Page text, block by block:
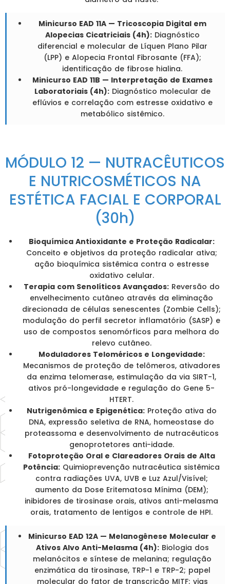
Minicurso EAD 11A — Tricoscopia Digital em
Alopecias Cicatriciais (4h):Diagnóstico
diferencial e molecular de Líquen Plano Pilar
(LPP) e Alopecia Frontal Fibrosante (FFA);
identificação de fibrose hialina.
Minicurso EAD 11B — Interpretação de Exames
Laboratoriais (4h):Diagnóstico molecular de
eflúvios e correlação com estresse oxidativo e
metabólico sistêmico.
MÓDULO 12 — NUTRACÊUTICOS
E NUTRICOSMÉTICOS NA
ESTÉTICA FACIAL E CORPORAL
(30h)
Bioquímica Antioxidante e Proteção Radicalar:
Conceito e objetivos da proteção radicalar ativa;
ação bioquímica sistêmica contra o estresse
oxidativo celular.
Terapia com Senolíticos Avançados:Reversão do
envelhecimento cutâneo através da eliminação
direcionada de células senescentes (Zombie Cells);
modulação do perfil secretor inflamatório (SASP) e
uso de compostos senomórficos para melhora do
relevo cutâneo.
Moduladores Teloméricos e Longevidade:
Mecanismos de proteção de telômeros, ativadores
da enzima telomerase, estimulação da via SIRT-1,
ativos pró-longevidade e regulação do Gene 5-
HTERT.
Nutrigenômica e Epigenética:Proteção ativa do
DNA, expressão seletiva de RNA, homeostase do
proteassoma e desenvolvimento de nutracêuticos
genoprotetores anti-idade.
Fotoproteção Oral e Clareadores Orais de Alta
Potência: Quimioprevenção nutracêutica sistêmica
contra radiações UVA, UVB e Luz Azul/Visível;
aumento da Dose Eritematosa Mínima (DEM);
inibidores de tirosinase orais, ativos anti-melasma
orais, tratamento de lentigos e controle de HPI.
Minicurso EAD 12A — Melanogênese Molecular e
Ativos Alvo Anti-Melasma (4h):Biologia dos
melanócitos e síntese de melanina; regulação
enzimática da tirosinase, TRP-1 e TRP-2; papel
molecular do fator de transcrição MITF; vias